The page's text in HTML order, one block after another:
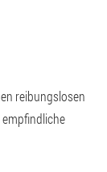
reibungslosen
empfindliche